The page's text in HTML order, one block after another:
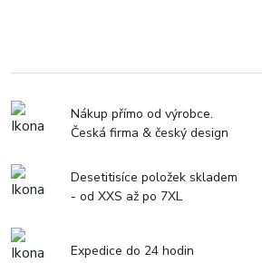
Nákup přímo od výrobce.
Česká firma & český design
Desetitisíce položek skladem
- od XXS až po 7XL
Expedice do 24 hodin